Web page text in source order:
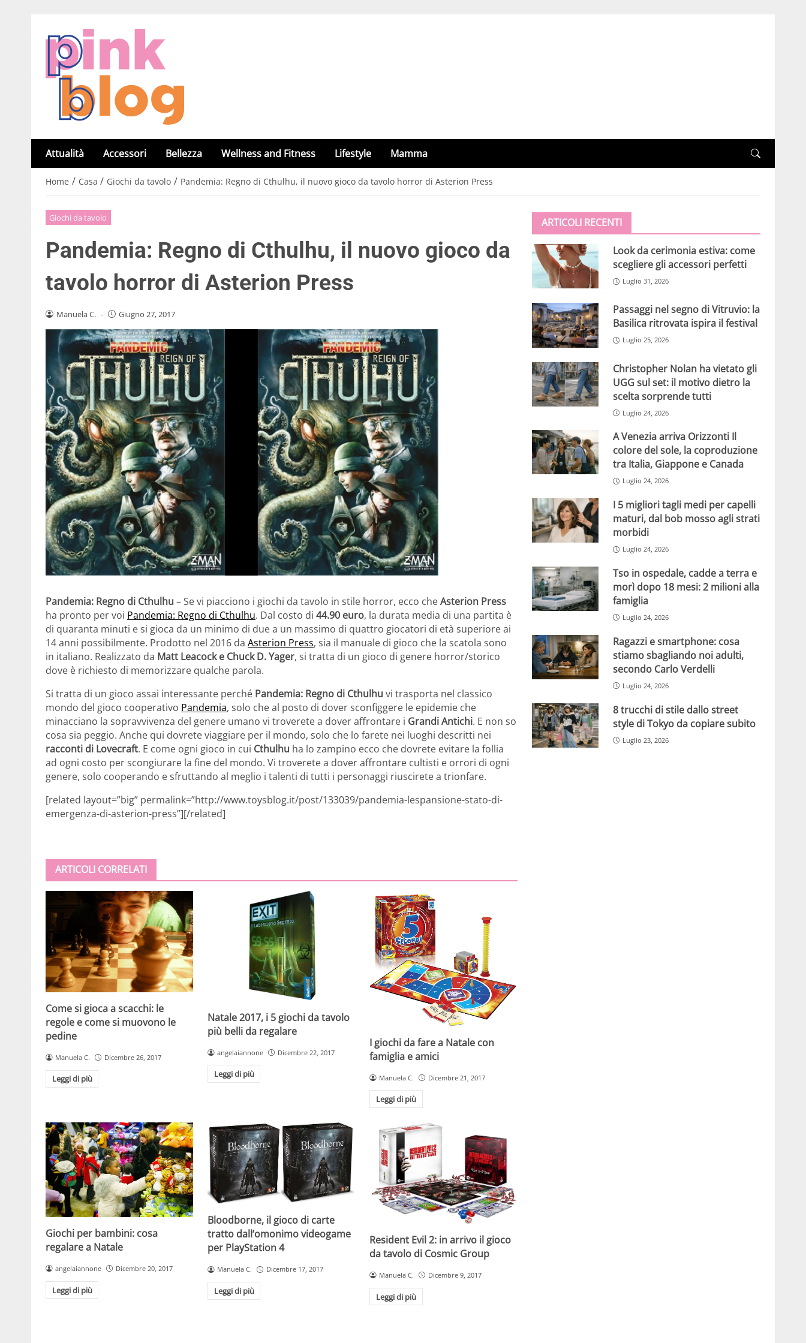
Attualità Accessori Bellezza Wellness and Fitness Lifestyle Mamma
Home / Casa / Giochi da tavolo / Pandemia: Regno di Cthulhu, il nuovo gioco da tavolo horror di Asterion Press
Giochi da tavolo
Pandemia: Regno di Cthulhu, il nuovo gioco da
tavolo horror di Asterion Press
Manuela C. - Giugno 27, 2017
Pandemia: Regno di Cthulhu – Se vi piacciono i giochi da tavolo in stile horror, ecco cheAsterion Press
ha pronto per voi Pandemia: Regno di Cthulhu. Dal costo di 44.90 euro, la durata media di una partita è
di quaranta minuti e si gioca da un minimo di due a un massimo di quattro giocatori di età superiore ai
14 anni possibilmente. Prodotto nel 2016 da Asterion Press, sia il manuale di gioco che la scatola sono
in italiano. Realizzato da Matt Leacock e Chuck D. Yager, si tratta di un gioco di genere horror/storico
dove è richiesto di memorizzare qualche parola.
Si tratta di un gioco assai interessante perché Pandemia: Regno di Cthulhu vi trasporta nel classico
mondo del gioco cooperativo Pandemia, solo che al posto di dover sconfiggere le epidemie che
minacciano la sopravvivenza del genere umano vi troverete a dover affrontare i Grandi Antichi. E non so
cosa sia peggio. Anche qui dovrete viaggiare per il mondo, solo che lo farete nei luoghi descritti nei
racconti di Lovecraft. E come ogni gioco in cui Cthulhu ha lo zampino ecco che dovrete evitare la follia
ad ogni costo per scongiurare la fine del mondo. Vi troverete a dover affrontare cultisti e orrori di ogni
genere, solo cooperando e sfruttando al meglio i talenti di tutti i personaggi riuscirete a trionfare.
[related layout=”big” permalink=”http://www.toysblog.it/post/133039/pandemia-lespansione-stato-di-
emergenza-di-asterion-press”][/related]
ARTICOLI CORRELATI
Come si gioca a scacchi: le
regole e come si muovono le
pedine
Manuela C. Dicembre 26, 2017
Leggi di più
Natale 2017, i 5 giochi da tavolo
più belli da regalare
angelaiannone Dicembre 22, 2017
Leggi di più
I giochi da fare a Natale con
famiglia e amici
Manuela C. Dicembre 21, 2017
Leggi di più
Giochi per bambini: cosa
regalare a Natale
angelaiannone Dicembre 20, 2017
Leggi di più
Bloodborne, il gioco di carte
tratto dall’omonimo videogame
per PlayStation 4
Manuela C. Dicembre 17, 2017
Leggi di più
Resident Evil 2: in arrivo il gioco
da tavolo di Cosmic Group
Manuela C. Dicembre 9, 2017
Leggi di più
ARTICOLI RECENTI
Look da cerimonia estiva: come
scegliere gli accessori perfetti
Luglio 31, 2026
Passaggi nel segno di Vitruvio: la
Basilica ritrovata ispira il festival
Luglio 25, 2026
Christopher Nolan ha vietato gli
UGG sul set: il motivo dietro la
scelta sorprende tutti
Luglio 24, 2026
A Venezia arriva Orizzonti Il
colore del sole, la coproduzione
tra Italia, Giappone e Canada
Luglio 24, 2026
I 5 migliori tagli medi per capelli
maturi, dal bob mosso agli strati
morbidi
Luglio 24, 2026
Tso in ospedale, cadde a terra e
morì dopo 18 mesi: 2 milioni alla
famiglia
Luglio 24, 2026
Ragazzi e smartphone: cosa
stiamo sbagliando noi adulti,
secondo Carlo Verdelli
Luglio 24, 2026
8 trucchi di stile dallo street
style di Tokyo da copiare subito
Luglio 23, 2026